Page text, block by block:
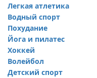
Легкая атлетика
Водный спорт
Похудание
Йога и пилатес
Хоккей
Волейбол
Детский спорт